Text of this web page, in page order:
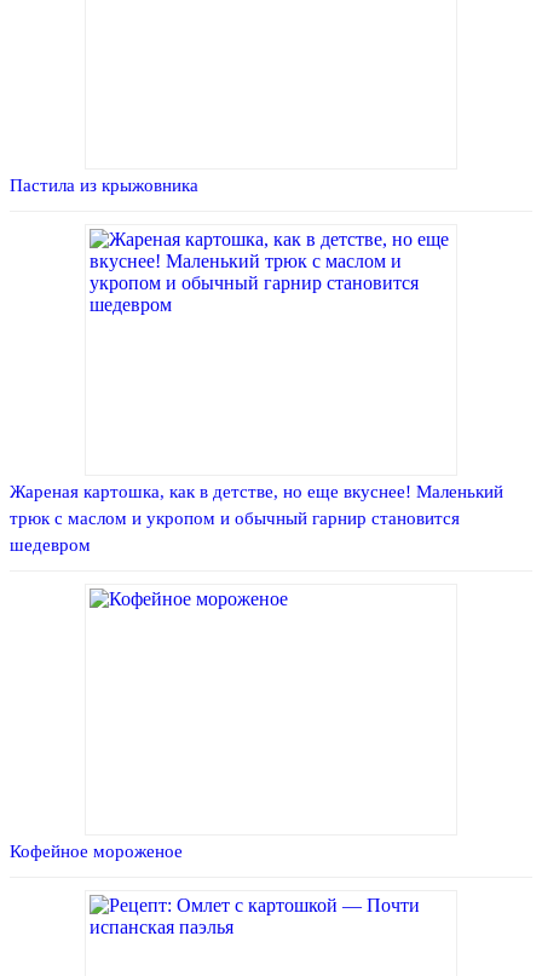
Пастила из крыжовника
Жареная картошка, как в детстве, но еще вкуснее! Маленький
трюк с маслом и укропом и обычный гарнир становится
шедевром
Кофейное мороженое